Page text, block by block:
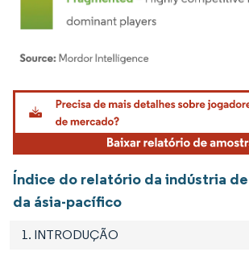
Imagem © Mordor Intelligence. O reuso requer
Índice do relatório da indústria
da ásia-pacífico
1. INTRODUÇÃO